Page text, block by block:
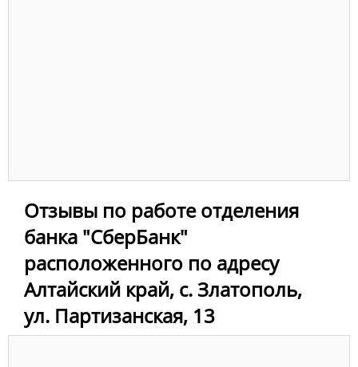
Отзывы по работе отделения
банка "СберБанк"
расположенного по адресу
Алтайский край, с. Златополь,
ул. Партизанская, 13